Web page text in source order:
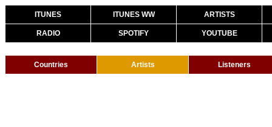
ITUNES ITUNES WW ARTISTS
RADIO SPOTIFY YOUTUBE
Countries Artists Listeners